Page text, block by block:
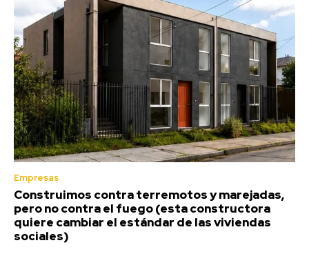
Empresas
Construimos contra terremotos y marejadas,
pero no contra el fuego (esta constructora
quiere cambiar el estándar de las viviendas
sociales)